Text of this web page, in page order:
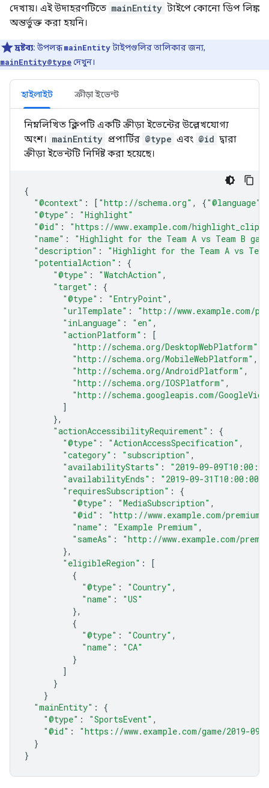
দেখায়। এই উদাহরণটিতে mainEntity টাইপে কোনো ডিপ লিঙ্ক
অন্তর্ভুক্ত করা হয়নি।
দ্রষ্টব্য: উপলব্ধmainEntityটাইপগুলির তালিকার জন্য,
mainEntity@typeদেখুন।
হাইলাইট ক্রীড়া ইভেন্ট
নিম্নলিখিত ক্লিপটি একটি ক্রীড়া ইভেন্টের উল্লেখযোগ্য
অংশ। mainEntity প্রপার্টির @type এবং @id দ্বারা
ক্রীড়া ইভেন্টটি নির্দিষ্ট করা হয়েছে।
{
"@context" : [ "http://schema.org" , {"@language"
"@type" :
"Highlight"
"@id" :
"https://www.example.com/highlight_clip/
"name" :
"Highlight for the Team A vs Team B
"description" :
"Highlight for the Team A vs
"potentialAction" :
{
"@type" : "WatchAction" ,
"target" :
{
"@type" : "EntryPoint" ,
"urlTemplate" :
"http://www.example.com/
"inLanguage" : "en" ,
"actionPlatform" :
[
"http://schema.org/DesktopWebPlatform"
"http://schema.org/MobileWebPlatform" ,
"http://schema.org/AndroidPlatform" ,
"http://schema.org/IOSPlatform" ,
"http://schema.googleapis.com/
]
},
"actionAccessibilityRequirement" :
{
"@type" : "ActionAccessSpecification" ,
"category" : "subscription" ,
"availabilityStarts" :
"2019-09-
"availabilityEnds" :
"2019-09-31T10:00:00Z"
"requiresSubscription" :
{
"@type" : "MediaSubscription" ,
"@id" :
"http://www.example.com/
"name" : "Example Premium" ,
"sameAs" :
"http://www.example.com/
},
"eligibleRegion" :
[
{
"@type" : "Country" ,
"name" :
"US"
},
{
"@type" : "Country" ,
"name" :
"CA"
}
]
}
}
"mainEntity" :
{
"@type" : "SportsEvent" ,
"@id" :
"https://www.example.com/game/2019-09-
}
}